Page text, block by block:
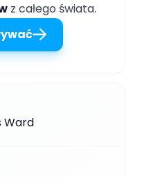
z całego świata.
Ward